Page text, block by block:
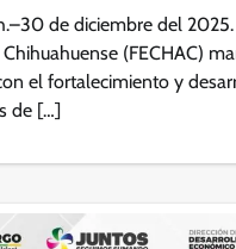
de diciembre del
(FECHAC)
el fortalecimiento y
de […]